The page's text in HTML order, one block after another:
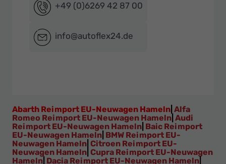
+49 (0)6269 42 87 00
info@autoflex24.de
Abarth Reimport EU-Neuwagen Hameln Alfa
Romeo Reimport EU-Neuwagen Hameln Audi
Reimport EU-Neuwagen Hameln Baic Reimport
EU-Neuwagen Hameln BMW Reimport EU-
Neuwagen Hameln Citroen Reimport EU-
Neuwagen Hameln Cupra Reimport EU-Neuwagen
Hameln Dacia Reimport EU-Neuwagen Hameln